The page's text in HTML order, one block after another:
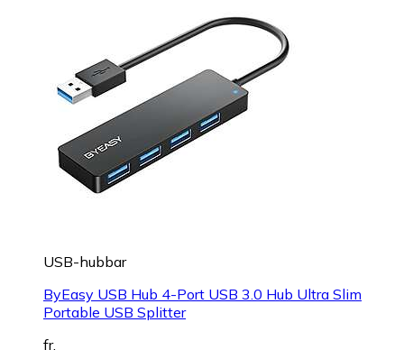
USB-hubbar
ByEasy USB Hub 4-Port USB 3.0 Hub Ultra Slim
Portable USB Splitter
fr.